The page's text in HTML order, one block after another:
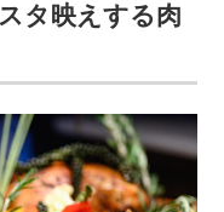
タ映えする肉